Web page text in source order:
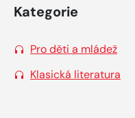
Kategorie
Pro děti a mládež
Klasická literatura